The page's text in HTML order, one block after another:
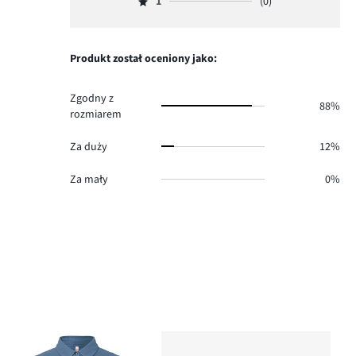
2,
0.
Ocena
głosów
Produkt został oceniony jako:
Zgodny z
rozmiarem
88%
Za duży 12%
Za mały 0%